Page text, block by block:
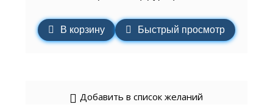
В корзину Быстрый просмотр
Добавить в список желаний